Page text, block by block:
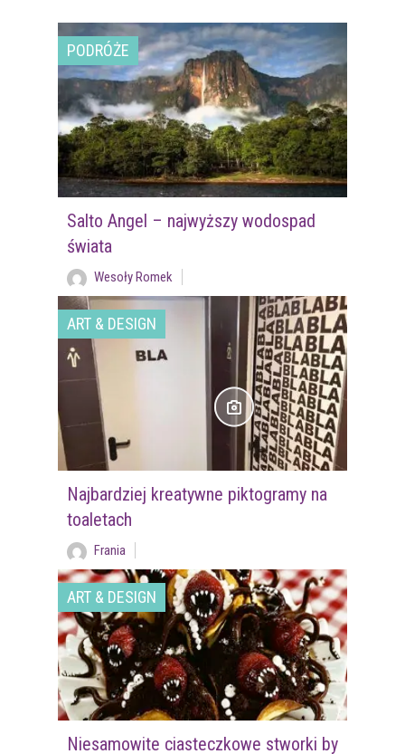
PODRÓŻE
Salto Angel – najwyższy wodospad
świata
Wesoły Romek
ART & DESIGN
Najbardziej kreatywne piktogramy na
toaletach
Frania
ART & DESIGN
Niesamowite ciasteczkowe stworki by